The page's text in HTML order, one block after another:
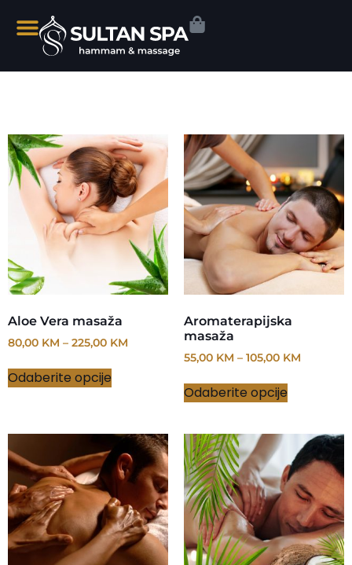
Aloe Vera masaža
80,00 KM – 225,00 KM
Odaberite opcije
Aromaterapijska
masaža
55,00 KM – 105,00 KM
Odaberite opcije